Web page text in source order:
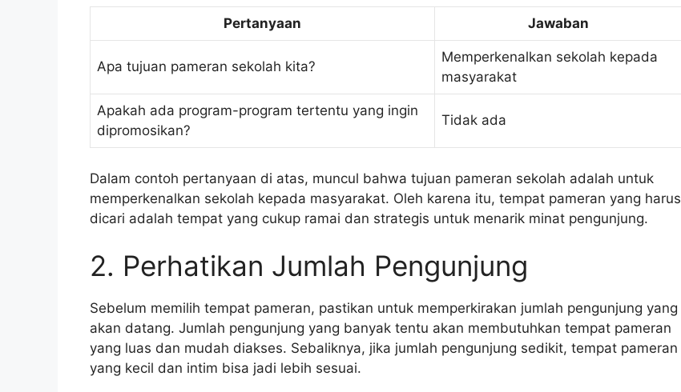
Pertanyaan Jawaban
Apa tujuan pameran sekolah kita?
Memperkenalkan sekolah kepada
masyarakat
Apakah ada program-program tertentu yang ingin
dipromosikan?
Tidak ada
Dalam contoh pertanyaan di atas, muncul bahwa tujuan pameran sekolah adalah untuk
memperkenalkan sekolah kepada masyarakat. Oleh karena itu, tempat pameran yang harus
dicari adalah tempat yang cukup ramai dan strategis untuk menarik minat pengunjung.
2. Perhatikan Jumlah Pengunjung
Sebelum memilih tempat pameran, pastikan untuk memperkirakan jumlah pengunjung yang
akan datang. Jumlah pengunjung yang banyak tentu akan membutuhkan tempat pameran
yang luas dan mudah diakses. Sebaliknya, jika jumlah pengunjung sedikit, tempat pameran
yang kecil dan intim bisa jadi lebih sesuai.